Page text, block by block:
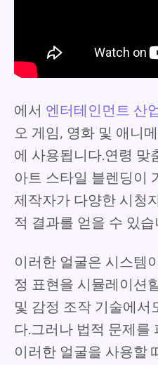
에서 엔터테인먼트 산
오 게임, 영화 및 애니
에 사용됩니다.연령 맞
아트 스타일 블렌딩이
제작자가 다양한 시청
적 결과를 얻을 수 있습
이러한 얼굴은 시스템
정 표현을 시뮬레이션
및 감정 조작 기술에서
다.그러나 법적 문제를
이러한 얼굴을 사용할